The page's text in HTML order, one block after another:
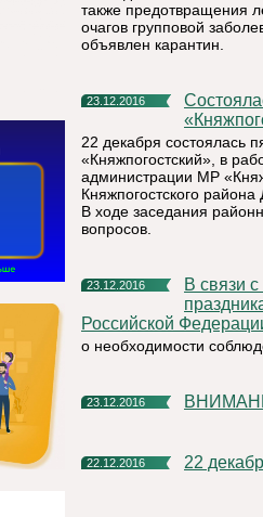
также предотвращения
очагов групповой
объявлен карантин.
23.12.2016
Состоялась пятнадцатая очередная сессия Совета МР
22 декабря состоялась
«Княжпогостский», в
администрации МР
Княжпогостского
В ходе заседания
вопросов.
23.12.2016
В связи с предстоящими новогодними и рождественскими
Российской
о необходимости
23.12.2016
22.12.2016 22